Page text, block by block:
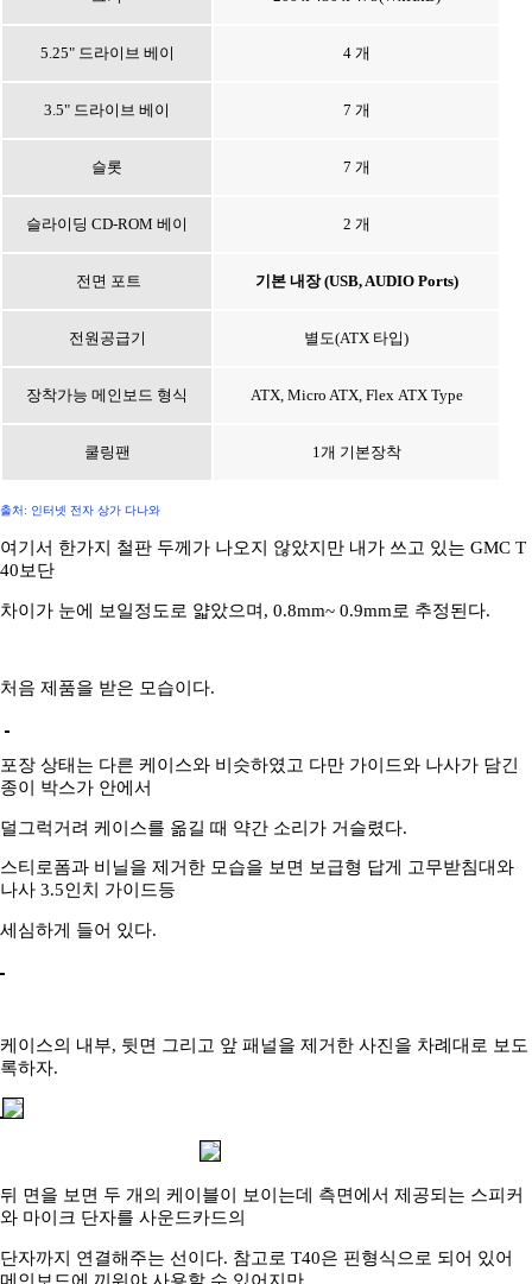
5.25" 드라이브 베이 4 개
3.5" 드라이브 베이 7 개
슬롯 7 개
슬라이딩 CD-ROM 베이 2 개
전면 포트 기본 내장 (USB, AUDIO Ports)
전원공급기 별도(ATX 타입)
장착가능 메인보드 형식 ATX, Micro ATX, Flex ATX Type
쿨링팬 1개 기본장착
출처: 인터넷 전자 상가 다나와
여기서 한가지 철판 두께가 나오지 않았지만 내가 쓰고 있는 GMC T
40보단
차이가 눈에 보일정도로 얇았으며, 0.8mm~ 0.9mm로 추정된다.
처음 제품을 받은 모습이다.
포장 상태는 다른 케이스와 비슷하였고 다만 가이드와 나사가 담긴
종이 박스가 안에서
덜그럭거려 케이스를 옮길 때 약간 소리가 거슬렸다.
스티로폼과 비닐을 제거한 모습을 보면 보급형 답게 고무받침대와
나사 3.5인치 가이드등
세심하게 들어 있다.
케이스의 내부, 뒷면 그리고 앞 패널을 제거한 사진을 차례대로 보도
록하자.
뒤 면을 보면 두 개의 케이블이 보이는데 측면에서 제공되는 스피커
와 마이크 단자를 사운드카드의
단자까지 연결해주는 선이다. 참고로 T40은 핀형식으로 되어 있어
메인보드에 끼워야 사용할 수 있어지만